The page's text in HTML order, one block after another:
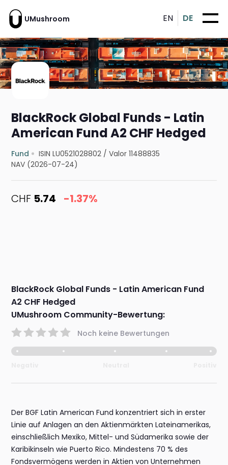
UMushroom EN DE
BlackRock Global Funds - Latin
American Fund A2 CHF Hedged
Fund ISIN LU0521028802 /Valor 11488835
NAV (2026-07-24)
CHF 5.74 -1.37%
BlackRock Global Funds - Latin American Fund
A2 CHF Hedged
UMushroom Community-Bewertung:
Noch keine Bewertungen
Der BGF Latin American Fund konzentriert sich in erster
Linie auf Anlagen an den Aktienmärkten Lateinamerikas,
einschließlich Mexiko, Mittel- und Südamerika sowie der
Karibikinseln wie Puerto Rico. Mindestens 70 % des
Fondsvermögens werden in Aktien von Unternehmen